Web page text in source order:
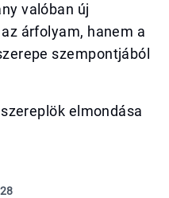
valóban új
árfolyam, hanem a
szempontjából
elmondása